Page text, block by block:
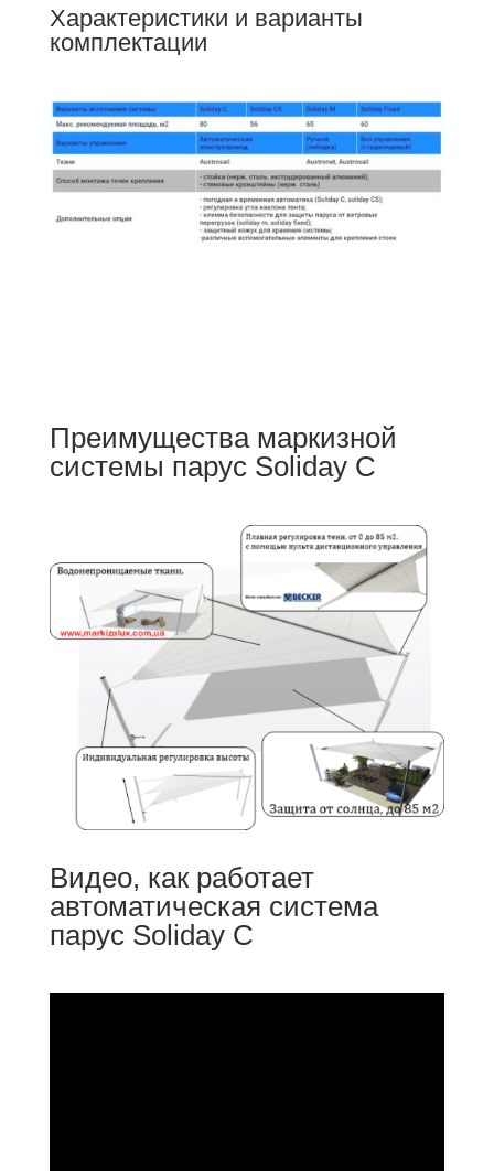
Характеристики и варианты
комплектации
Преимущества маркизной
системы парус Soliday C
Видео, как работает
автоматическая система
парус Soliday C